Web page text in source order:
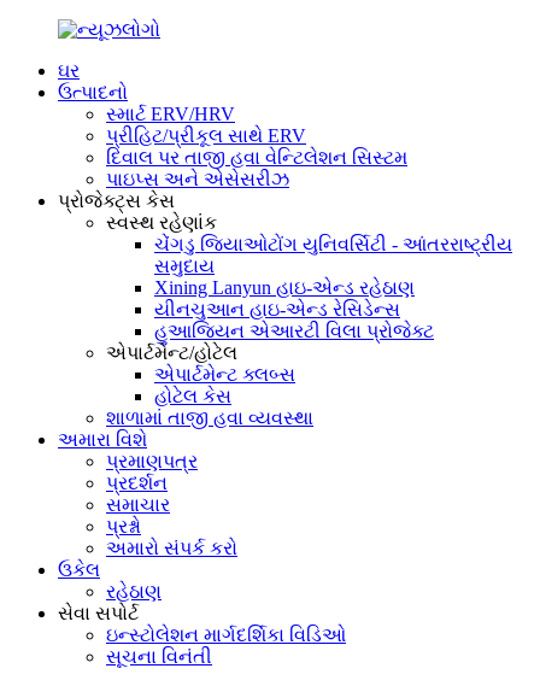
ઘર
ઉત્પાદનો
સ્માર્ટ ERV/HRV
પ્રીહિટ/પ્રીકૂલ સાથે ERV
દિવાલ પર તાજી હવા વેન્ટિલેશન સિસ્ટમ
પાઇપ્સ અને એસેસરીઝ
પ્રોજેક્ટ્સ કેસ
સ્વસ્થ રહેણાંક
ચેંગડુ જિયાઓટોંગ યુનિવર્સિટી - આંતરરાષ્ટ્રીય
સમુદાય
Xining Lanyun હાઇ-એન્ડ રહેઠાણ
યીનચુઆન હાઇ-એન્ડ રેસિડેન્સ
હુઆજિયન એઆરટી વિલા પ્રોજેક્ટ
એપાર્ટમેન્ટ/હોટેલ
એપાર્ટમેન્ટ ક્લબ્સ
હોટેલ કેસ
શાળામાં તાજી હવા વ્યવસ્થા
અમારા વિશે
પ્રમાણપત્ર
પ્રદર્શન
સમાચાર
પ્રશ્નો
અમારો સંપર્ક કરો
ઉકેલ
રહેઠાણ
સેવા સપોર્ટ
ઇન્સ્ટોલેશન માર્ગદર્શિકા વિડિઓ
સૂચના વિનંતી